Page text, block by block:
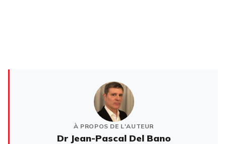
À PROPOS DE L'AUTEUR
Dr Jean-Pascal Del Bano